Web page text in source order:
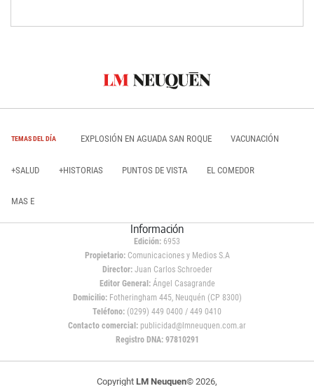
TEMAS DEL DÍA EXPLOSIÓN EN AGUADA SAN ROQUE VACUNACIÓN
+SALUD +HISTORIAS PUNTOS DE VISTA EL COMEDOR
MAS E
Información
Edición: 6953
Propietario:Comunicaciones y Medios S.A
Director: Juan Carlos Schroeder
Editor General:Ángel Casagrande
Domicilio:Fotheringham 445, Neuquén (CP 8300)
Teléfono: (0299) 449 0400 / 449 0410
Contacto comercial: publicidad@lmneuquen.com.ar
Registro DNA: 97810291
Copyright LM Neuquen© 2026,